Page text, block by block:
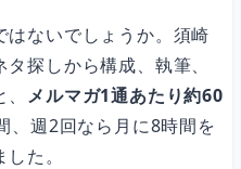
はないでしょうか。須崎
探しから構成、執筆、
メルマガ1通あたり約60
、週2回なら月に8時間を
た。